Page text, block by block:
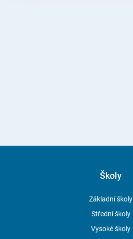
Školy
Základní školy
Střední školy
Vysoké školy